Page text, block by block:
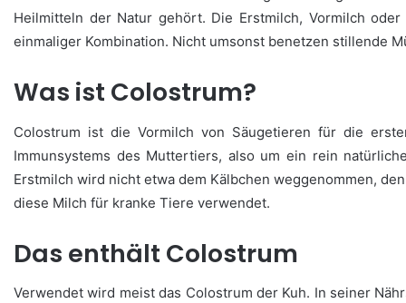
Heilmitteln der Natur gehört. Die Erstmilch, Vormilch
einmaliger Kombination. Nicht umsonst benetzen stillende
Was ist Colostrum?
Colostrum ist die Vormilch von Säugetieren für die
Immunsystems des Muttertiers, also um ein rein
Erstmilch wird nicht etwa dem Kälbchen weggenommen,
diese Milch für kranke Tiere verwendet.
Das enthält Colostrum
Verwendet wird meist das Colostrum der Kuh. In seiner